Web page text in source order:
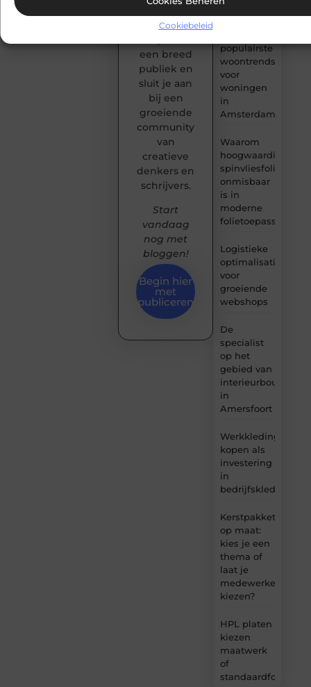
Cookiebeleid
blokken
populairste
woontrends
voor
woningen
in
Amsterdam
Waarom
hoogwaardige
spinvliesfolie
onmisbaar
is in
moderne
folietoepassingen
Logistieke
optimalisatie
voor
groeiende
webshops
De
specialist
op het
gebied van
interieurbouw
in
Amersfoort
Werkkleding
kopen als
investering
in
bedrijfskleding
Kerstpakket
op maat:
kies je een
thema of
laat je
medewerkers
kiezen?
HPL platen
kiezen
maatwerk
of
standaardformaat
je blogs,
een breed
publiek en
sluit je aan
bij een
groeiende
community
van
creatieve
denkers en
schrijvers.
Start
vandaag
nog met
bloggen!
Begin hier
met
publiceren